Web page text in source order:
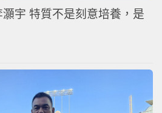
宇 特質不是刻意培養，是